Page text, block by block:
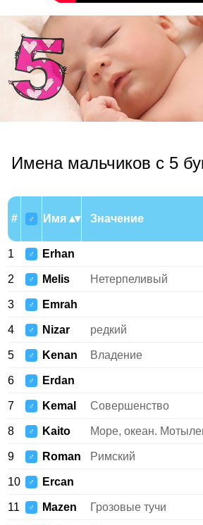
Имена мальчиков с 5
# ♂ Имя Значение
1 ♂ Erhan
2 ♂ Melis Нетерпеливый
3 ♂ Emrah
4 ♂ Nizar редкий
5 ♂ Kenan Владение
6 ♂ Erdan
7 ♂ Kemal Совершенство
8 ♂ Kaito Море, океан.
9 ♂ Roman Римский
10 ♂ Ercan
11 ♂ Mazen Грозовые тучи